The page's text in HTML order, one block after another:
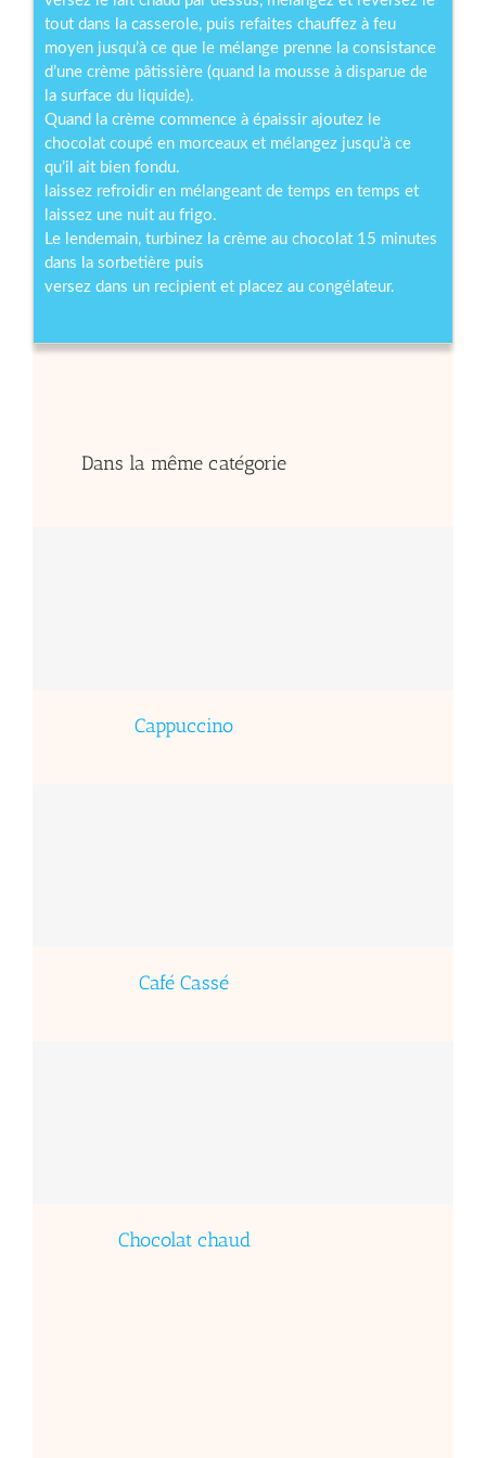
tout dans la casserole, puis refaites chauffez à feu
moyen jusqu’à ce que le mélange prenne la consistance
d’une crème pâtissière (quand la mousse à disparue de
la surface du liquide).
Quand la crème commence à épaissir ajoutez le
chocolat coupé en morceaux et mélangez jusqu’à ce
qu’il ait bien fondu.
laissez refroidir en mélangeant de temps en temps et
laissez une nuit au frigo.
Le lendemain, turbinez la crème au chocolat 15 minutes
dans la sorbetière puis
versez dans un recipient et placez au congélateur.
Dans la même catégorie
Cappuccino
Café Cassé
Chocolat chaud